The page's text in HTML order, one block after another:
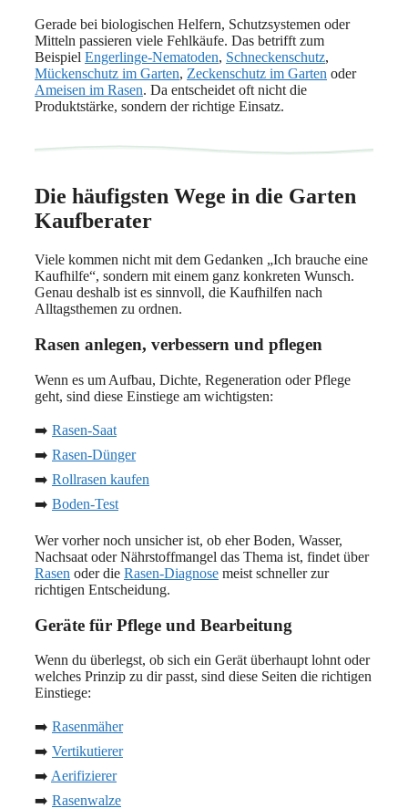
Gerade bei biologischen Helfern, Schutzsystemen oder
Mitteln passieren viele Fehlkäufe. Das betrifft zum
Beispiel Engerlinge-Nematoden, Schneckenschutz,
Mückenschutz im Garten, Zeckenschutz im Garten oder
Ameisen im Rasen. Da entscheidet oft nicht die
Produktstärke, sondern der richtige Einsatz.
Die häufigsten Wege in die Garten
Kaufberater
Viele kommen nicht mit dem Gedanken „Ich brauche eine
Kaufhilfe“, sondern mit einem ganz konkreten Wunsch.
Genau deshalb ist es sinnvoll, die Kaufhilfen nach
Alltagsthemen zu ordnen.
Rasen anlegen, verbessern und pflegen
Wenn es um Aufbau, Dichte, Regeneration oder Pflege
geht, sind diese Einstiege am wichtigsten:
➡️ Rasen-Saat
➡️ Rasen-Dünger
➡️ Rollrasen kaufen
➡️ Boden-Test
Wer vorher noch unsicher ist, ob eher Boden, Wasser,
Nachsaat oder Nährstoffmangel das Thema ist, findet über
Rasen oder die Rasen-Diagnose meist schneller zur
richtigen Entscheidung.
Geräte für Pflege und Bearbeitung
Wenn du überlegst, ob sich ein Gerät überhaupt lohnt oder
welches Prinzip zu dir passt, sind diese Seiten die richtigen
Einstiege:
➡️ Rasenmäher
➡️ Vertikutierer
➡️ Aerifizierer
➡️ Rasenwalze